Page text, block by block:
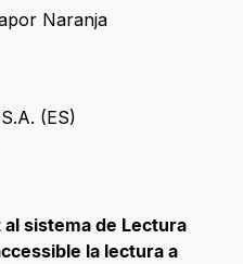
Naranja
(ES)
sistema de Lectura
la lectura a